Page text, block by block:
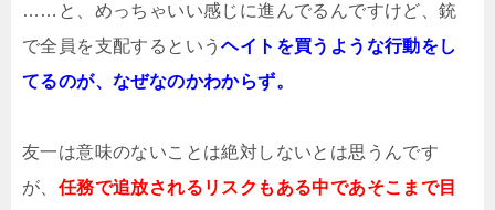
……と、めっちゃいい感じに進んでるんですけど、銃
で全員を支配するというヘイトを買うような行動をし
てるのが、なぜなのかわからず。
友一は意味のないことは絶対しないとは思うんです
が、 任務で追放されるリスクもある中であそこまで目